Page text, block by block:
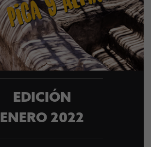
EDICIÓN
ENERO 2022